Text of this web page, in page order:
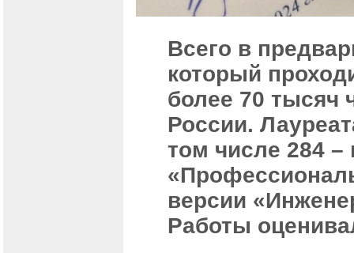
Всего в
который
более 70 тысяч
России.
том числе 284 –
версии
Работы